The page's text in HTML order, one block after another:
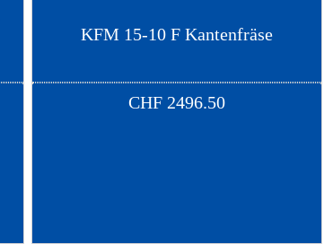
KFM 15-10 F Kantenfräse
CHF 2496.50